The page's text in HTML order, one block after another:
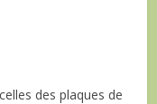
des plaques de